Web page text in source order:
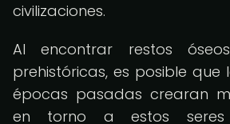
civilizaciones.
Al encontrar restos
prehistóricas, es posible que
épocas pasadas crearan
en torno a estos seres